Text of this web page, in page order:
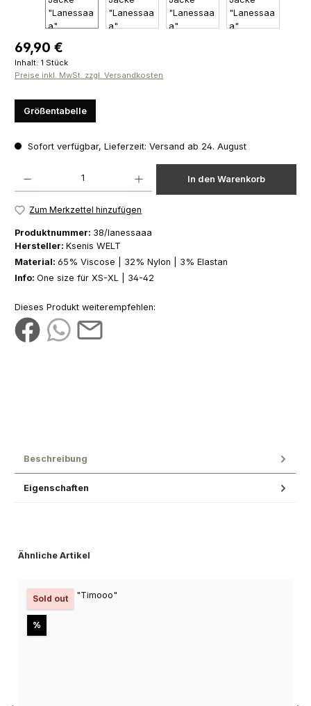
Regulärer Preis:
69,90 €
Inhalt: 1 Stück
Preise inkl. MwSt. zzgl. Versandkosten
Größentabelle
Sofort verfügbar, Lieferzeit: Versand ab 24. August
In den Warenkorb
Zum Merkzettel hinzufügen
Produktnummer: 38/lanessaaa
Hersteller: Ksenis WELT
Material: 65% Viscose | 32% Nylon | 3% Elastan
Info: One size für XS-XL | 34-42
Dieses Produkt weiterempfehlen:
Beschreibung
Eigenschaften
Produktgalerie überspringen
Ähnliche Artikel
Sold out
%Rabatt